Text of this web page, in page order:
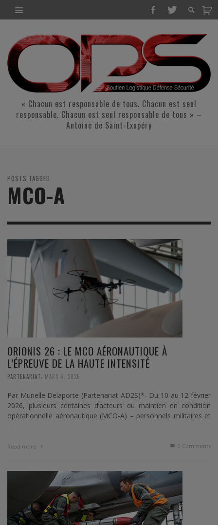
« Chacun est responsable de tous. Chacun est seul
responsable. Chacun est seul responsable de tous » –
Antoine de Saint-Exupéry
POSTS TAGGED
MCO-A
ORIONIS 26 : LE MCO AÉRONAUTIQUE À
L’ÉPREUVE DE LA HAUTE INTENSITÉ
PARTENARIAT MARS 6, 2026
Par Murielle Delaporte (Partenariat AD2S)*- Du 10 au 12 février
2026, plusieurs centaines d’acteurs du maintien en condition
opérationnelle aéronautique (MCO-A) – personnels militaires et
…
Read more 0 Comments